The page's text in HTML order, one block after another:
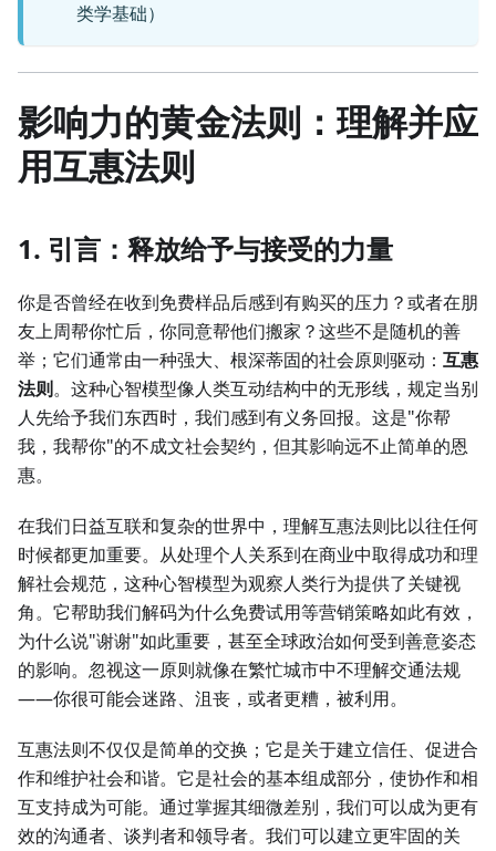
类学基础）
影响力的黄金法则：理解并应
用互惠法则
1. 引言：释放给予与接受的力量
你是否曾经在收到免费样品后感到有购买的压力？或者在朋
友上周帮你忙后，你同意帮他们搬家？这些不是随机的善
举；它们通常由一种强大、根深蒂固的社会原则驱动： 互惠
法则。这种心智模型像人类互动结构中的无形线，规定当别
人先给予我们东西时，我们感到有义务回报。这是"你帮
我，我帮你"的不成文社会契约，但其影响远不止简单的恩
惠。
在我们日益互联和复杂的世界中，理解互惠法则比以往任何
时候都更加重要。从处理个人关系到在商业中取得成功和理
解社会规范，这种心智模型为观察人类行为提供了关键视
角。它帮助我们解码为什么免费试用等营销策略如此有效，
为什么说"谢谢"如此重要，甚至全球政治如何受到善意姿态
的影响。忽视这一原则就像在繁忙城市中不理解交通法规
——你很可能会迷路、沮丧，或者更糟，被利用。
互惠法则不仅仅是简单的交换；它是关于建立信任、促进合
作和维护社会和谐。它是社会的基本组成部分，使协作和相
互支持成为可能。通过掌握其细微差别，我们可以成为更有
效的沟通者、谈判者和领导者。我们可以建立更牢固的关